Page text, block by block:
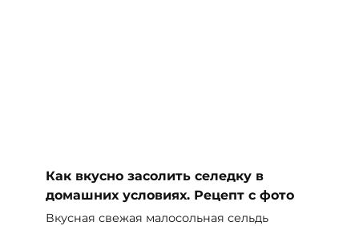
Как вкусно засолить селедку в
домашних условиях. Рецепт с фото
Вкусная свежая малосольная сельдь